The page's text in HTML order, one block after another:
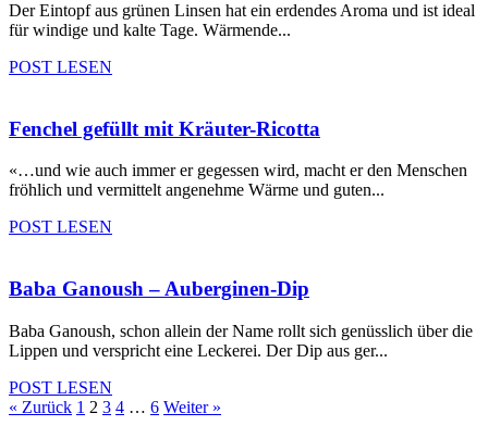
Der Eintopf aus grünen Linsen hat ein erdendes Aroma und ist ideal
für windige und kalte Tage. Wärmende...
POST LESEN
Fenchel gefüllt mit Kräuter-Ricotta
«…und wie auch immer er gegessen wird, macht er den Menschen
fröhlich und vermittelt angenehme Wärme und guten...
POST LESEN
Baba Ganoush – Auberginen-Dip
Baba Ganoush, schon allein der Name rollt sich genüsslich über die
Lippen und verspricht eine Leckerei. Der Dip aus ger...
POST LESEN
« Zurück 1 2 3 4 … 6 Weiter »